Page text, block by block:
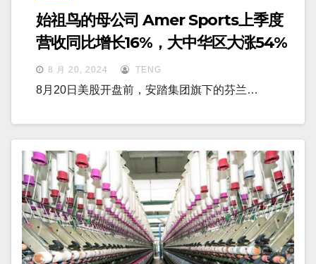
始祖鸟的母公司 Amer Sports上季度
营收同比增长16%，大中华区大涨54%
8 月 20, 2024 TENG
8月20日美股开盘前，安踏集团旗下的芬兰…